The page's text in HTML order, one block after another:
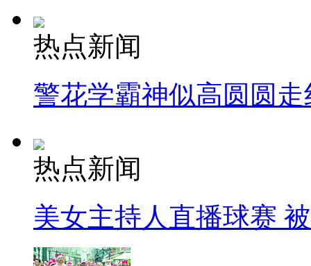
热点新闻
警花学霸神似高圆圆走
热点新闻
美女主持人直播球赛